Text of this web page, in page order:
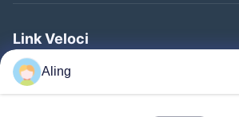
Link Veloci
Casa
Prodotti
Aling